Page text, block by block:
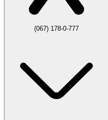
(067) 178-0-777